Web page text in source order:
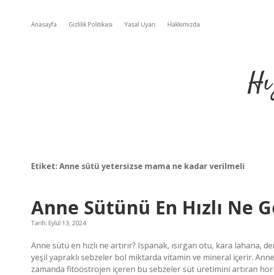
Anasayfa Gizlilik Politikası Yasal Uyarı Hakkımızda
Etiket:Anne sütü yetersizse mama ne kadar verilmeli
Anne Sütünü En Hızlı Ne
Tarih: Eylül 13, 2024
Anne sütü en hızlı ne artırır? Ispanak, ısırgan otu, kara
yeşil yapraklı sebzeler bol miktarda vitamin ve mineral içerir.
zamanda fitoöstrojen içeren bu sebzeler süt üretimini artıran